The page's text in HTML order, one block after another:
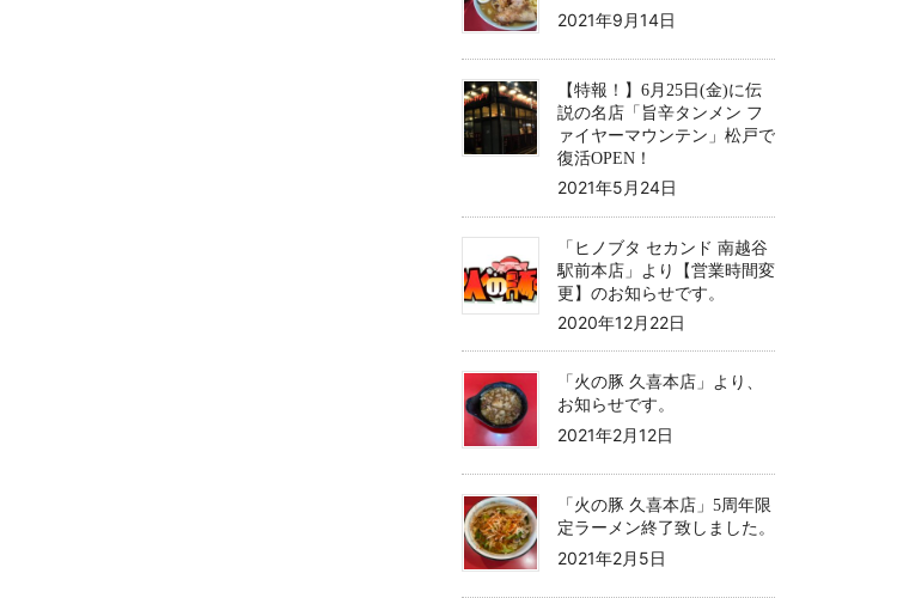
2021年9月14日
【特報！】6月25日(金)に伝
説の名店「旨辛タンメン フ
ァイヤーマウンテン」松戸で
復活OPEN！
2021年5月24日
「ヒノブタ セカンド 南越谷
駅前本店」より【営業時間変
更】のお知らせです。
2020年12月22日
「火の豚 久喜本店」より、
お知らせです。
2021年2月12日
「火の豚 久喜本店」5周年限
定ラーメン終了致しました。
2021年2月5日